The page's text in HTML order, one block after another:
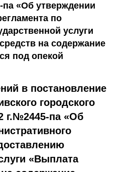
па «Об утверждении
по
услуги
на содержание
под опекой
в постановление
городского
г.№2445-па «Об
«Выплата